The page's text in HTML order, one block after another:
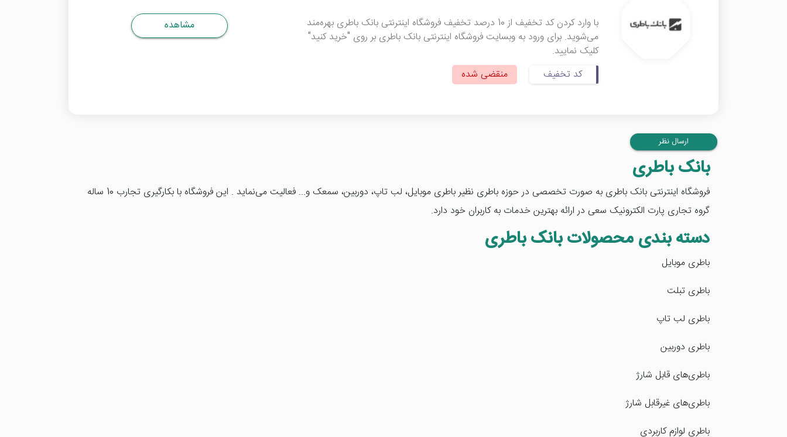
با وارد کردن کد تخفیف از 10 درصد تخفیف فروشگاه اینترنتی بانک باطری بهره‌مند
می‌شوید. برای ورود به وبسایت فروشگاه اینترنتی بانک باطری بر روی "خرید کنید"
کلیک نمایید.
کد تخفیف
منقضی شده
مشاهده
ارسال نظر
بانک باطری
فروشگاه اینترنتی بانک باطری به صورت تخصصی در حوزه باطری نظیر باطری موبایل، لب تاپ، دوربین، سمعک و... فعالیت می‌نماید . این فروشگاه با بکارگیری تجارب 10 ساله
گروه تجاری پارت الکترونیک سعی در ارائه بهترین خدمات به کاربران خود دارد.
دسته بندی محصولات بانک باطری
باطری موبایل
باطری تبلت
باطری لب تاپ
باطری دوربین
باطری‌های قابل شارژ
باطری‌های غیرقابل شارژ
باطری لوازم کاربردی